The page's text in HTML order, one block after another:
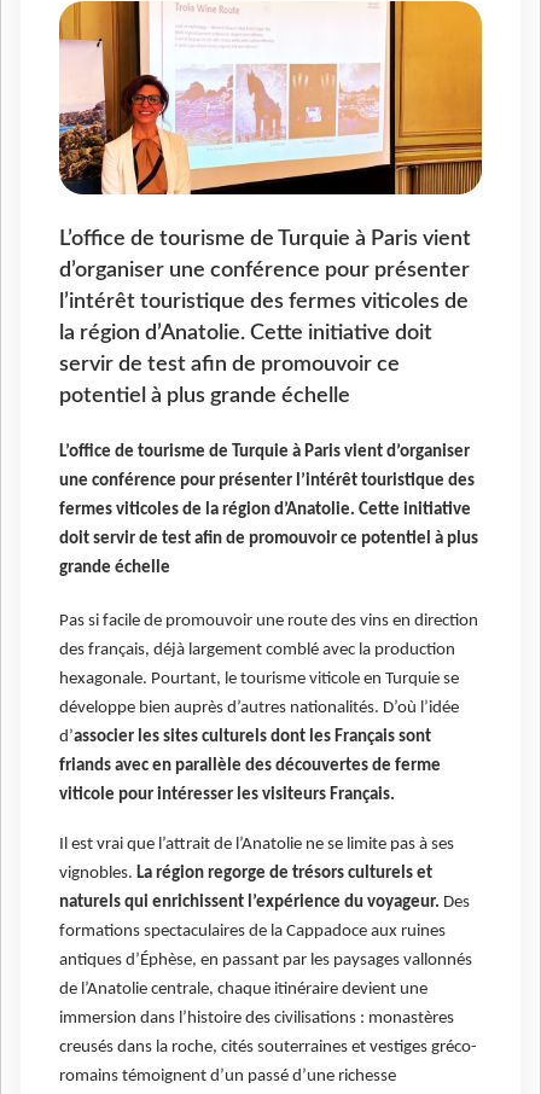
L’office de tourisme de Turquie à Paris vient
d’organiser une conférence pour présenter
l’intérêt touristique des fermes viticoles de
la région d’Anatolie. Cette initiative doit
servir de test afin de promouvoir ce
potentiel à plus grande échelle
L’office de tourisme de Turquie à Paris vient d’organiser
une conférence pour présenter l’intérêt touristique des
fermes viticoles de la région d’Anatolie. Cette initiative
doit servir de test afin de promouvoir ce potentiel à plus
grande échelle
Pas si facile de promouvoir une route des vins en direction
des français, déjà largement comblé avec la production
hexagonale. Pourtant, le tourisme viticole en Turquie se
développe bien auprès d’autres nationalités. D’où l’idée
d’associer les sites culturels dont les Français sont
friands avec en parallèle des découvertes de ferme
viticole pour intéresser les visiteurs Français.
Il est vrai que l’attrait de l’Anatolie ne se limite pas à ses
vignobles. La région regorge de trésors culturels et
naturels qui enrichissent l’expérience du voyageur. Des
formations spectaculaires de la Cappadoce aux ruines
antiques d’Éphèse, en passant par les paysages vallonnés
de l’Anatolie centrale, chaque itinéraire devient une
immersion dans l’histoire des civilisations : monastères
creusés dans la roche, cités souterraines et vestiges gréco-
romains témoignent d’un passé d’une richesse